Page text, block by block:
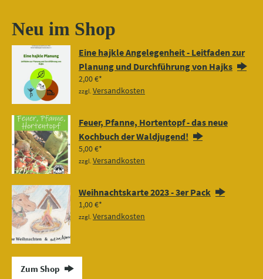
Neu im Shop
Eine hajkle Angelegenheit - Leitfaden zur
Planung und Durchführung von Hajks
2,00€
zzgl. Versandkosten
Feuer, Pfanne, Hortentopf - das neue
Kochbuch der Waldjugend!
5,00€
zzgl. Versandkosten
Weihnachtskarte 2023 - 3er Pack
1,00€
zzgl. Versandkosten
Zum Shop